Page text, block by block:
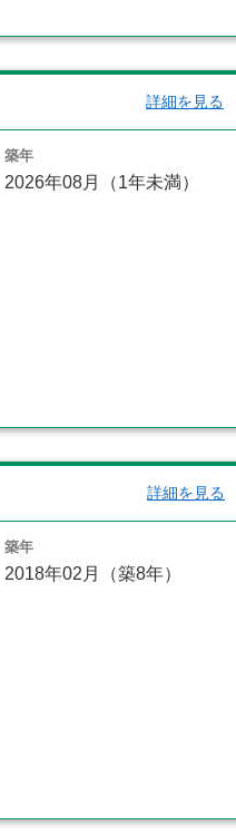
詳細を見る
築年
2026年08月（1年未満）
詳細を見る
築年
2018年02月（築8年）